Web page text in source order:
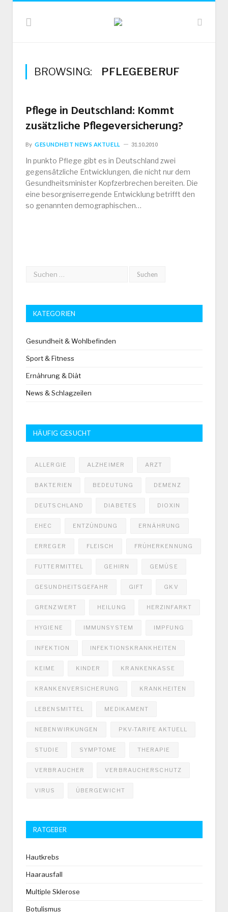
BROWSING: PFLEGEBERUF
Pflege in Deutschland: Kommt
zusätzliche Pflegeversicherung?
By GESUNDHEIT NEWS AKTUELL 31.10.2010
In punkto Pflege gibt es in Deutschland zwei
gegensätzliche Entwicklungen, die nicht nur dem
Gesundheitsminister Kopfzerbrechen bereiten. Die
eine besorgniserregende Entwicklung betrifft den
so genannten demographischen…
KATEGORIEN
Gesundheit & Wohlbefinden
Sport & Fitness
Ernährung & Diät
News & Schlagzeilen
HÄUFIG GESUCHT
ALLERGIE ALZHEIMER ARZT
BAKTERIEN BEDEUTUNG DEMENZ
DEUTSCHLAND DIABETES DIOXIN
EHEC ENTZÜNDUNG ERNÄHRUNG
ERREGER FLEISCH FRÜHERKENNUNG
FUTTERMITTEL GEHIRN GEMÜSE
GESUNDHEITSGEFAHR GIFT GKV
GRENZWERT HEILUNG HERZINFARKT
HYGIENE IMMUNSYSTEM IMPFUNG
INFEKTION INFEKTIONSKRANKHEITEN
KEIME KINDER KRANKENKASSE
KRANKENVERSICHERUNG KRANKHEITEN
LEBENSMITTEL MEDIKAMENT
NEBENWIRKUNGEN PKV-TARIFE AKTUELL
STUDIE SYMPTOME THERAPIE
VERBRAUCHER VERBRAUCHERSCHUTZ
VIRUS ÜBERGEWICHT
RATGEBER
Hautkrebs
Haarausfall
Multiple Sklerose
Botulismus